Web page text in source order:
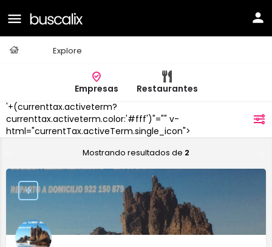
Explore
Empresas
Restaurantes
'+(currenttax.activeterm?
currenttax.activeterm.color:'#fff')"="" v-
html="currentTax.activeTerm.single_icon">
Pizzerías
Mostrando resultados de 2